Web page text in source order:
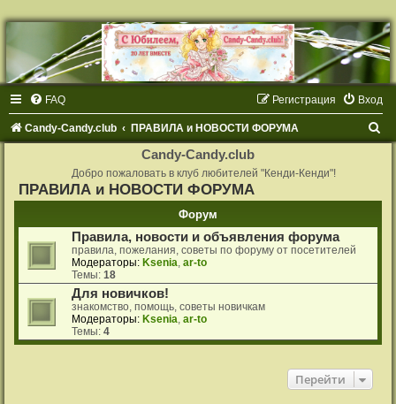
FAQ Вход
Регистрация
Candy-Candy.club ПРАВИЛА и НОВОСТИ ФОРУМА
Candy-Candy.club
Добро пожаловать в клуб любителей "Кенди-Кенди"!
ПРАВИЛА и НОВОСТИ ФОРУМА
Форум
Правила, новости и объявления форума
правила, пожелания, советы по форуму от посетителей
Модераторы: Ksenia, ar-to
Темы: 18
Для новичков!
знакомство, помощь, советы новичкам
Модераторы: Ksenia, ar-to
Темы: 4
Перейти